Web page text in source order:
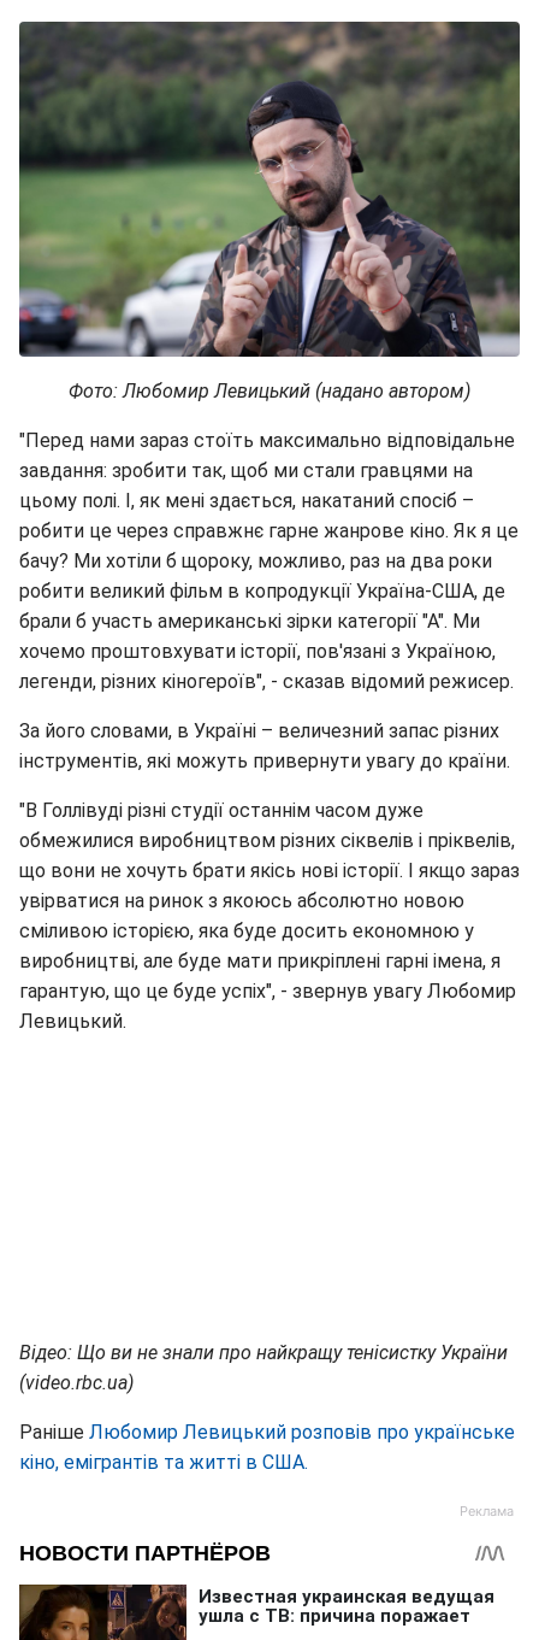
Фото: Любомир Левицький (надано автором)
"Перед нами зараз стоїть максимально відповідальне
завдання: зробити так, щоб ми стали гравцями на
цьому полі. І, як мені здається, накатаний спосіб –
робити це через справжнє гарне жанрове кіно. Як я це
бачу? Ми хотіли б щороку, можливо, раз на два роки
робити великий фільм в копродукції Україна-США, де
брали б участь американські зірки категорії "А". Ми
хочемо проштовхувати історії, пов'язані з Україною,
легенди, різних кіногероїв", - сказав відомий режисер.
За його словами, в Україні – величезний запас різних
інструментів, які можуть привернути увагу до країни.
"В Голлівуді різні студії останнім часом дуже
обмежилися виробництвом різних сіквелів і пріквелів,
що вони не хочуть брати якісь нові історії. І якщо зараз
увірватися на ринок з якоюсь абсолютно новою
сміливою історією, яка буде досить економною у
виробництві, але буде мати прикріплені гарні імена, я
гарантую, що це буде успіх", - звернув увагу Любомир
Левицький.
Відео: Що ви не знали про найкращу тенісистку України
(video.rbc.ua)
Раніше Любомир Левицький розповів про українське
кіно, емігрантів та житті в США.